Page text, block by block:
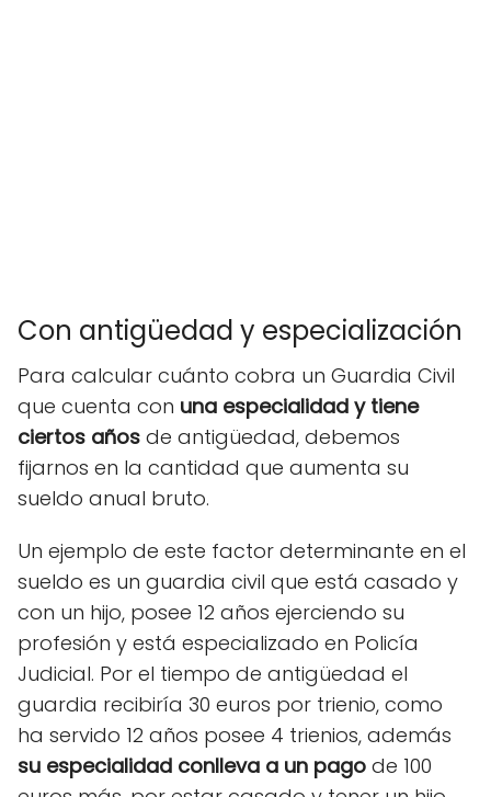
Con antigüedad y especialización
Para calcular cuánto cobra un Guardia Civil
que cuenta con una especialidad y tiene
ciertos años de antigüedad, debemos
fijarnos en la cantidad que aumenta su
sueldo anual bruto.
Un ejemplo de este factor determinante en el
sueldo es un guardia civil que está casado y
con un hijo, posee 12 años ejerciendo su
profesión y está especializado en Policía
Judicial. Por el tiempo de antigüedad el
guardia recibiría 30 euros por trienio, como
ha servido 12 años posee 4 trienios, además
su especialidad conlleva a un pago de 100